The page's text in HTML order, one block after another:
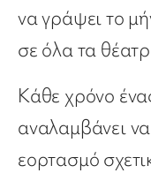
να γράψει το
σε όλα τα
Κάθε χρόνο
αναλαμβάνει
εορτασμό